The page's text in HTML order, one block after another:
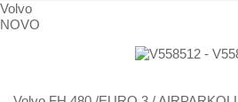
Volvo
NOVO